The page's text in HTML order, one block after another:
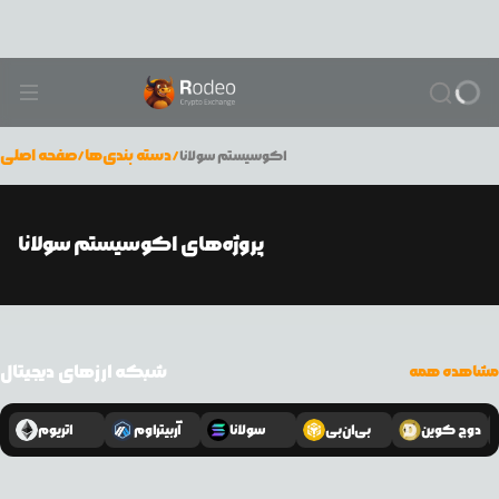
صفحه اصلی/دسته بندی‌ها/اکوسیستم سولانا
پروژه‌های اکوسیستم سولانا
شبکه ارزهای دیجیتال مشاهده همه
اتریوم آربیتراوم سولانا بی‌ان‌بی دوج کوین